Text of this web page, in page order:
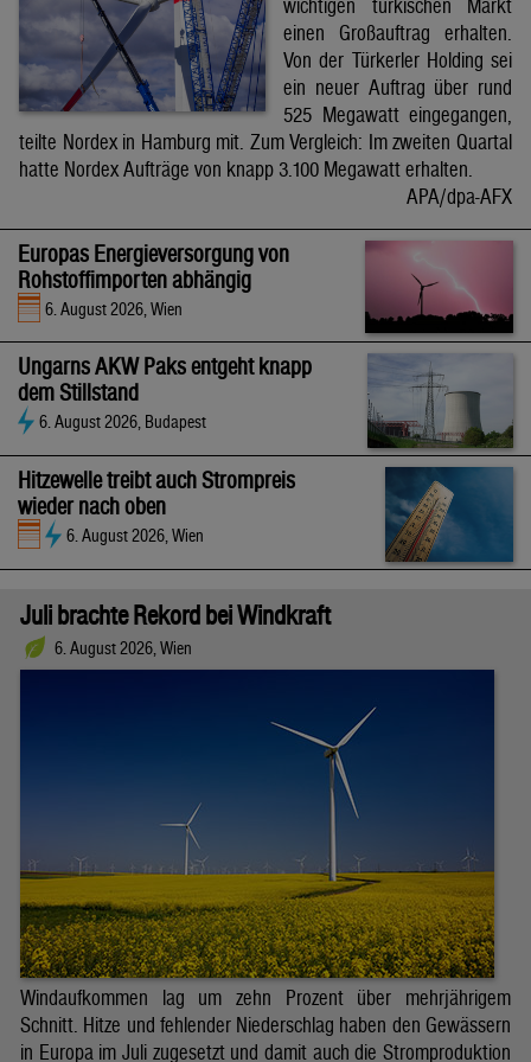
wichtigen türkischen Markt
einen Großauftrag erhalten.
Von der Türkerler Holding sei
ein neuer Auftrag über rund
525 Megawatt eingegangen,
teilte Nordex in Hamburg mit. Zum Vergleich: Im zweiten Quartal
hatte Nordex Aufträge von knapp 3.100 Megawatt erhalten.
APA/dpa-AFX
Europas Energieversorgung von
Rohstoffimporten abhängig
6. August 2026, Wien
Ungarns AKW Paks entgeht knapp
dem Stillstand
6. August 2026, Budapest
Hitzewelle treibt auch Strompreis
wieder nach oben
6. August 2026, Wien
Juli brachte Rekord bei Windkraft
6. August 2026, Wien
Windaufkommen lag um zehn Prozent über mehrjährigem
Schnitt. Hitze und fehlender Niederschlag haben den Gewässern
in Europa im Juli zugesetzt und damit auch die Stromproduktion